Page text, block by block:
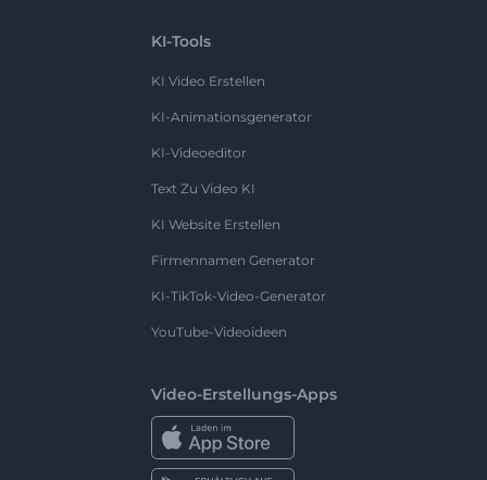
KI-Tools
KI Video Erstellen
KI-Animationsgenerator
KI-Videoeditor
Text Zu Video KI
KI Website Erstellen
Firmennamen Generator
KI-TikTok-Video-Generator
YouTube-Videoideen
Video-Erstellungs-Apps